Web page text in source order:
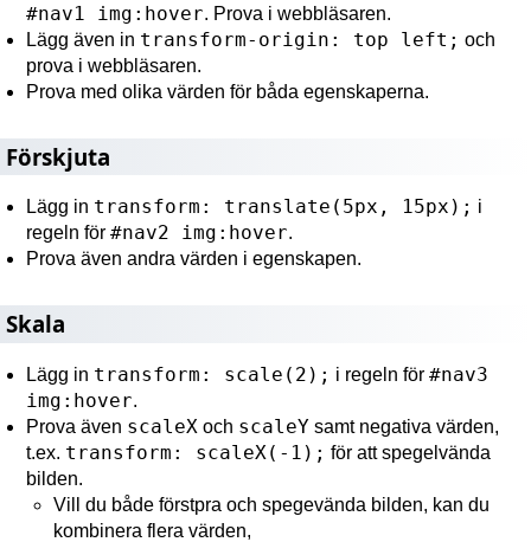
#nav1 img:hover. Prova i webbläsaren.
Lägg även in transform-origin: top left; och
prova i webbläsaren.
Prova med olika värden för båda egenskaperna.
Förskjuta
Lägg in transform: translate(5px, 15px); i
regeln för#nav2 img:hover.
Prova även andra värden i egenskapen.
Skala
Lägg in transform: scale(2); i regeln för#nav3
img:hover.
Prova även scaleX och scaleY samt negativa värden,
t.ex. transform: scaleX(-1); för att spegelvända
bilden.
Vill du både förstpra och spegevända bilden, kan du
kombinera flera värden,